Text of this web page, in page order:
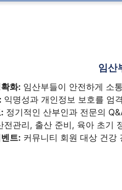
임산
화: 임산부들이 안전하게 소
익명성과 개인정보 보호를 엄
정기적인 산부인과 전문의
전관리, 출산 준비, 육아 초기
트: 커뮤니티 회원 대상 건강